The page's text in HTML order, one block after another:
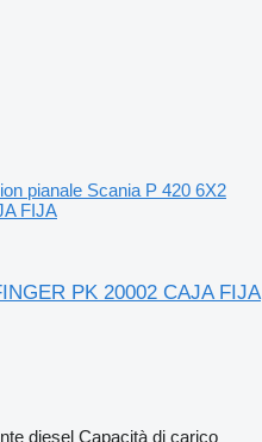
pianale Scania P 420 6X2
FIJA
PK 20002 CAJA FIJA
diesel Capacità di carico